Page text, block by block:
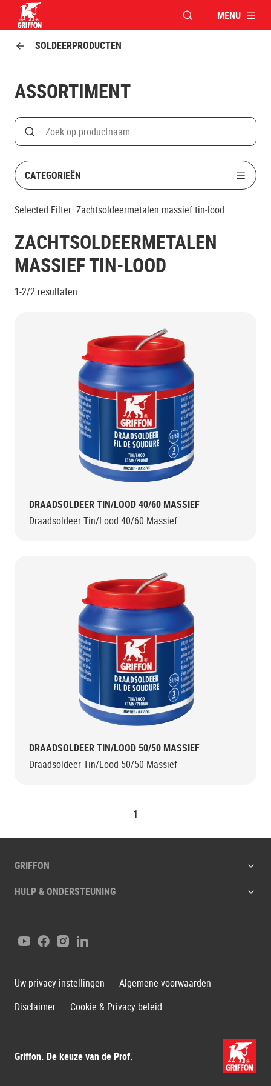
VENSTER OPENEN
MENU
SOLDEERPRODUCTEN
ASSORTIMENT
Search
Zoek op productnaam
CATEGORIEËN
Selected Filter: Zachtsoldeermetalen massief tin-lood
ZACHTSOLDEERMETALEN
MASSIEF TIN-LOOD
1-2/2 resultaten
DRAADSOLDEER TIN/LOOD 40/60 MASSIEF
Draadsoldeer Tin/Lood 40/60 Massief
DRAADSOLDEER TIN/LOOD 50/50 MASSIEF
Draadsoldeer Tin/Lood 50/50 Massief
1
GRIFFON
HULP & ONDERSTEUNING
Griffon. De keuze van de Prof.
YouTubeFacebook
Instagram
LinkedIn
Uw privacy-instellingen
Algemene voorwaarden
Disclaimer
Cookie & Privacy beleid